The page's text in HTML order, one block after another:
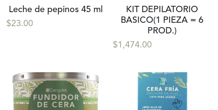
Leche de pepinos 45 ml
$23.00
KIT DEPILATORIO
BASICO(1 PIEZA = 6
PROD.)
$1,474.00